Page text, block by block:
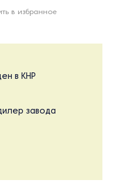
в избранное
в КНР
завода